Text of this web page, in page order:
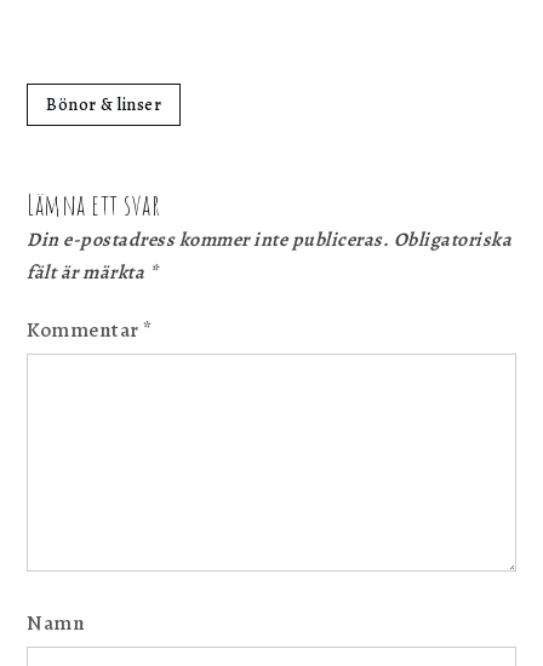
Bönor & linser
Lämna ett svar
Din e-postadress kommer inte publiceras. Obligatoriska
fält är märkta *
Kommentar*
Namn